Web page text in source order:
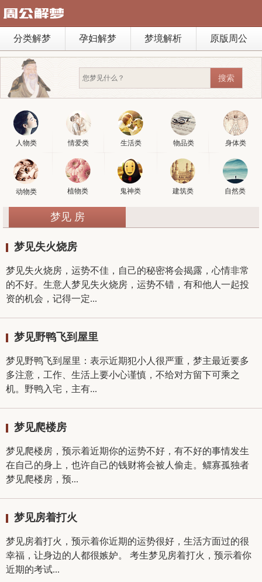
分类解梦 孕妇解梦 梦境解析 原版周公
人物类 情爱类 生活类 物品类 身体类
动物类 植物类 鬼神类 建筑类 自然类
梦见 房
梦见失火烧房
梦见失火烧房，运势不佳，自己的秘密将会揭露，心情非常
的不好。生意人梦见失火烧房，运势不错，有和他人一起投
资的机会，记得一定...
梦见野鸭飞到屋里
梦见野鸭飞到屋里：表示近期犯小人很严重，梦主最近要多
多注意，工作、生活上要小心谨慎，不给对方留下可乘之
机。野鸭入宅，主有...
梦见爬楼房
梦见爬楼房，预示着近期你的运势不好，有不好的事情发生
在自己的身上，也许自己的钱财将会被人偷走。鳏寡孤独者
梦见爬楼房，预...
梦见房着打火
梦见房着打火，预示着你近期的运势很好，生活方面过的很
幸福，让身边的人都很嫉妒。 考生梦见房着打火，预示着你
近期的考试...